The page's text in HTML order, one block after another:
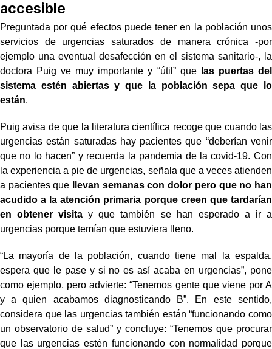
accesible
Preguntada por qué efectos puede tener en la población unos
servicios de urgencias saturados de manera crónica -por
ejemplo una eventual desafección en el sistema sanitario-, la
doctora Puig ve muy importante y “útil” quelas puertas del
sistema estén abiertas y que la población sepa que lo
están.
Puig avisa de que la literatura científica recoge que cuando las
urgencias están saturadas hay pacientes que “deberían venir
que no lo hacen” y recuerda la pandemia de la covid-19. Con
la experiencia a pie de urgencias, señala que a veces atienden
a pacientes que
llevan semanas con dolor pero que no han
acudido a la atención primaria porque creen que tardarían
en obtener visita y que también se han esperado a ir a
urgencias porque temían que estuviera lleno.
“La mayoría de la población, cuando tiene mal la espalda,
espera que le pase y si no es así acaba en urgencias”, pone
como ejemplo, pero advierte: “Tenemos gente que viene por A
y a quien acabamos diagnosticando B”. En este sentido,
considera que las urgencias también están “funcionando como
un observatorio de salud” y concluye: “Tenemos que procurar
que las urgencias estén funcionando con normalidad porque